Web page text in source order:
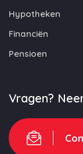
Hypotheken
Financiën
Pensioen
Vragen?